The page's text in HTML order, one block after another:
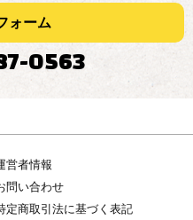
ォーム
0563
営者情報
問い合わせ
定商取引法に基づく表記